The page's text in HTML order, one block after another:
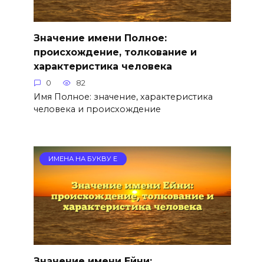
Значение имени Полное:
происхождение, толкование и
характеристика человека
0 82
Имя Полное: значение, характеристика
человека и происхождение
ИМЕНА НА БУКВУ Е